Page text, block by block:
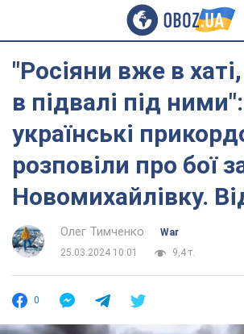
"Росіяни вже в
в підвалі під ними":
українські
розповіли про бої
Новомихайлівку.
Олег Тимченко
War
25.03.2024 10:01
9,4 т.
0